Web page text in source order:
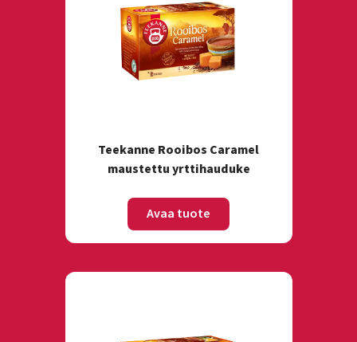
Teekanne Rooibos Caramel
maustettu yrttihauduke
Avaa tuote